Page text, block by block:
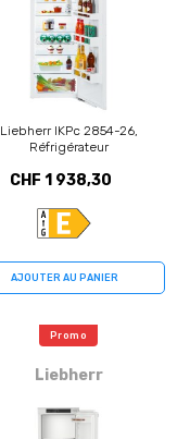
Liebherr IKPc 2854-26,
Réfrigérateur
CHF 1 938,30
AJOUTER AU PANIER
Promo
Liebherr